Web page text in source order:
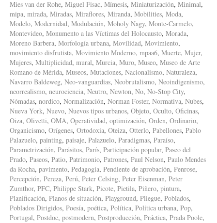
Mies van der Rohe, Miguel Fisac, Mímesis, Miniaturización, Minimal,
mipa, mirada, Miradas, Miraflores, Miranda, Mobilities, Moda,
Modelo, Modernidad, Modulación, Moholy Nagy, Monte-Carmelo,
Montevideo, Monumento a las Víctimas del Holocausto, Morada,
Moreno Barbera, Morfología urbana, Movilidad, Movimiento,
movimiento disfrutista, Movimiento Moderno, mpaa6, Muerte, Mujer,
Mujeres, Multiplicidad, mural, Murcia, Muro, Museo, Museo de Arte
Romano de Mérida, Museos, Mutaciones, Nacionalismo, Naturaleza,
Navarro Baldeweg, Neo-vanguardias, Neobrutalismo, Neoindigenismo,
neorrealismo, neurociencia, Neutro, Newton, No, No-Stop City,
Nómadas, nordico, Normalización, Norman Foster, Normativa, Nubes,
Nueva York, Nuevo, Nuevos tipos urbanos, Objeto, Oculto, Oficinas,
Oiza, Olivetti, OMA, Operatividad, optimización, Orden, Ordinario,
Organicismo, Orígenes, Ortodoxia, Oteiza, Otterlo, Pabellones, Pablo
Palazuelo, painting, paisaje, Palazuelo, Paradigmas, Paraíso,
Parametrización, Parásitos, París, Participación popular, Paseo del
Prado, Paseos, Patio, Patrimonio, Patrones, Paul Nelson, Paulo Mendes
da Rocha, pavimento, Pedagogía, Pendiente de aprobación, Penrose,
Percepción, Pereza, Perú, Peter Celsing, Peter Eisenman, Peter
Zumthor, PFC, Philippe Stark, Picote, Pietila, Piñero, pintura,
Planificación, Planos de situación, Playground, Pliegue, Poblados,
Poblados Dirigidos, Poesía, poética, Política, Política urbana, Pop,
Portugal, Postdoc, postmodern, Postproducción, Práctica, Prada Poole,